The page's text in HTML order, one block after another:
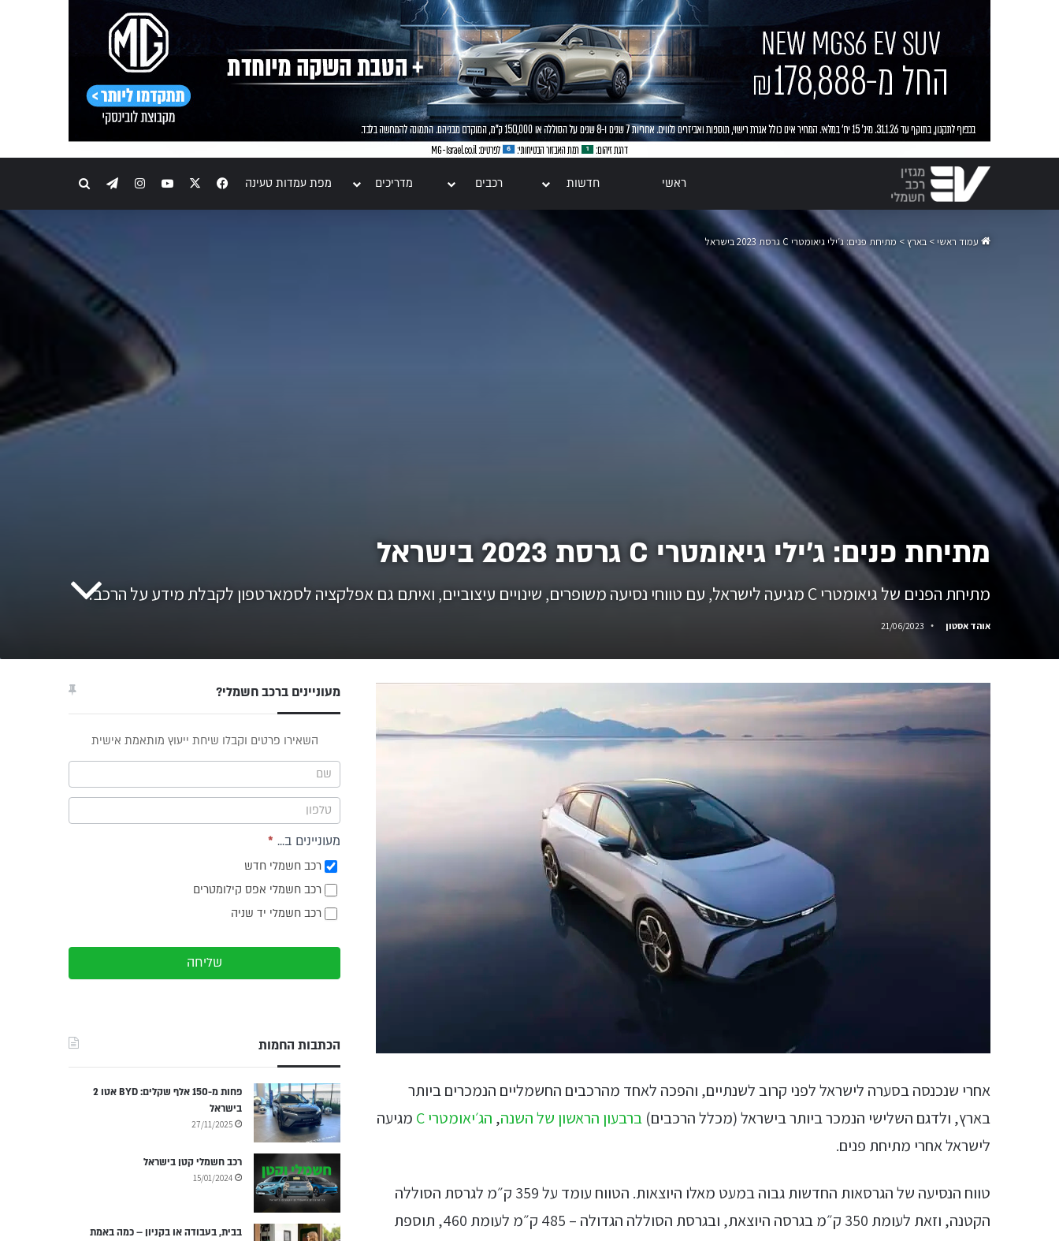
ראשי חדשות רכבים מדריכים מפת עמדות טעינה Facebook
YouTube
Instagram
Telegram
חיפוש
עמוד ראשי> בארץ> מתיחת פנים: ג׳ילי גיאומטרי C גרסת 2023 בישראל
מתיחת פנים: ג׳ילי גיאומטרי C גרסת 2023 בישראל
מתיחת הפנים של גיאומטרי C מגיעה לישראל, עם טווחי נסיעה משופרים, שינויים עיצוביים, ואיתם גם אפלקציה לסמארטפון לקבלת מידע על הרכב.
אוהד אסטון 21/06/2023
אחרי שנכנסה בסערה לישראל לפני קרוב לשנתיים, והפכה לאחד מהרכבים החשמליים הנמכרים ביותר
בארץ, ולדגם השלישי הנמכר ביותר בישראל (מכלל הרכבים) ברבעון הראשון של השנה, הג׳יאומטרי C
מגיעה
לישראל אחרי מתיחת פנים.
טווח הנסיעה של הגרסאות החדשות גבוה במעט מאלו היוצאות. הטווח עומד על 359 ק״מ לגרסת הסוללה
הקטנה, וזאת לעומת 350 ק״מ בגרסה היוצאת, ובגרסת הסוללה הגדולה – 485 ק״מ לעומת 460, תוספת
מעוניינים ברכב חשמלי?
השאירו פרטים וקבלו שיחת ייעוץ מותאמת אישית
מעוניינים ב... *
רכב חשמלי חדש
רכב חשמלי אפס קילומטרים
רכב חשמלי יד שניה
שליחה
הכתבות החמות
פחות מ-150 אלף שקלים: BYD אטו 2
בישראל
27/11/2025
רכב חשמלי קטן בישראל
15/01/2024
בבית, בעבודה או בקניון – כמה באמת